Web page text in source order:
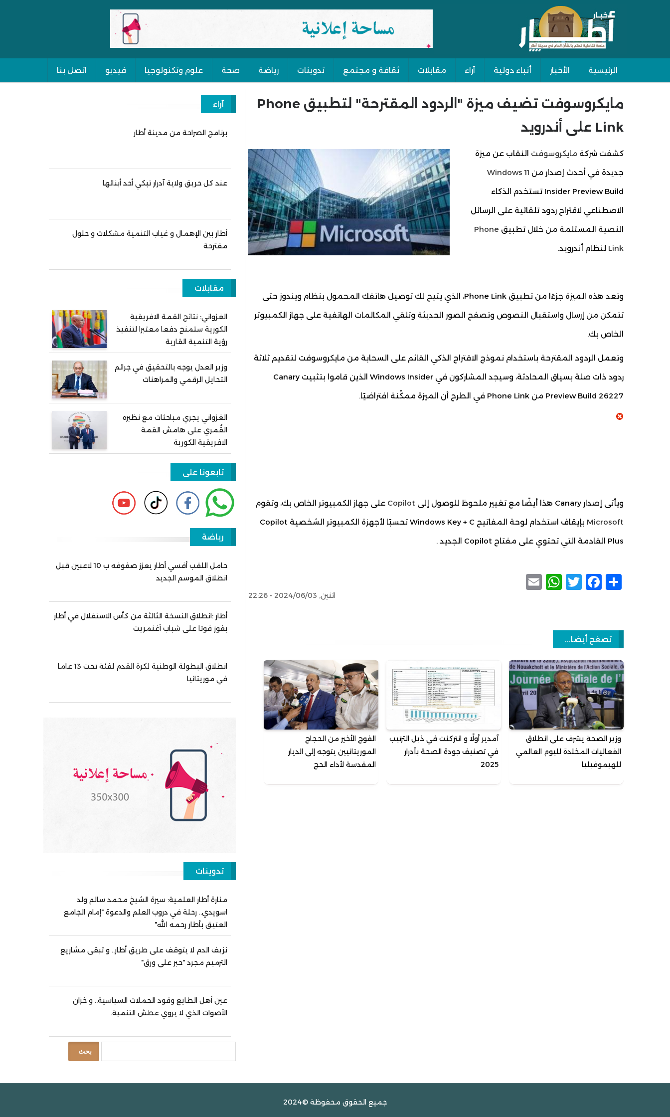
Main navigation
الرئيسية الأخبار أنباء دولية آراء مقابلات ثقافة و مجتمع تدوينات رياضة صحة علوم وتكنولوجيا فيديو اتصل بنا
مايكروسوفت تضيف ميزة "الردود المقترحة" لتطبيق Phone
Link على أندرويد
كشفت شركة مايكروسوفت النقاب عن ميزة
جديدة في أحدث إصدار من Windows 11
Insider Preview Build تستخدم الذكاء
الاصطناعي لاقتراح ردود تلقائية على الرسائل
النصية المستلمة من خلال تطبيق Phone
Link لنظام أندرويد.
وتعد هذه الميزة جزءًا من تطبيق Phone Link، الذي يتيح لك توصيل هاتفك المحمول بنظام ويندوز حتى
تتمكن من إرسال واستقبال النصوص وتصفح الصور الحديثة وتلقي المكالمات الهاتفية على جهاز الكمبيوتر
الخاص بك.
وتعمل الردود المقترحة باستخدام نموذج الاقتراح الذكي القائم على السحابة من مايكروسوفت لتقديم ثلاثة
ردود ذات صلة بسياق المحادثة، وسيجد المشاركون في Windows Insider الذين قاموا بتثبيت Canary
Preview Build 26227 من Phone Link في الطرح أن الميزة ممكّنة افتراضيًا.
ويأتى إصدار Canary هذا أيضًا مع تغيير ملحوظ للوصول إلى Copilot على جهاز الكمبيوتر الخاص بك، وتقوم
Microsoft
بإيقاف استخدام لوحة المفاتيح Windows Key + C تحسبًا لأجهزة الكمبيوتر الشخصية Copilot
Plus القادمة التي تحتوي على مفتاح Copilot الجديد .
Share
Facebook
Twitter
WhatsApp
اثنين, 2024/06/03 - 22:26
تصفح أيضا...
وزير الصحة يشرف على انطلاق
الفعاليات المخلدة لليوم العالمي
للهيموفيليا
آمدير أولًا و انتركنت في ذيل الترتيب
في تصنيف جودة الصحة بآدرار
2025
الفوج الأخير من الحجاج
الموريتانيين يتوجه إلى الديار
المقدسة لأداء الحج
آراء
برنامج الصراحة من مدينة أطار
عند كل حريق ولاية آدرار تبكي أحد أبنائها
أطار بين الإهمال و غياب التنمية مشكلات و حلول
مقترحة
مقابلات
الغزواني: نتائج القمة الافريقية
الكورية ستمنح دفعا معتبرا لتنفيذ
رؤية التنمية القارية
وزير العدل يوجه بالتحقيق في جرائم
التحايل الرقمي والمراهنات
الغزواني يجري مباحثات مع نظيره
القُمري على هامش القمة
الافريقية الكورية
تابعونا على
رياضة
حامل اللقب أفسي أطار يعزز صفوفه ب 10 لاعبين قبل
انطلاق الموسم الجديد
أطار :انطلاق النسخة الثالثة من كأس الاستقلال في أطار
بفوز فوتا على شباب أغنمريت
انطلاق البطولة الوطنية لكرة القدم لفئة تحت 13 عاما
في موريتانيا
تدوينات
منارة أطار العلمية: سيرة الشيخ محمد سالم ولد
اسويدي.. رحلة في دروب العلم والدعوة "إمام الجامع
العتيق بأطار رحمه الله"
نزيف الدم لا يتوقف على طريق أطار.. و تبقى مشاريع
الترميم مجرد "حبر على ورق"
عين أهل الطايع وقود الحملات السياسية.. و خزان
الأصوات الذي لا يروي عطش التنمية.
جميع الحقوق محفوظة ©2024